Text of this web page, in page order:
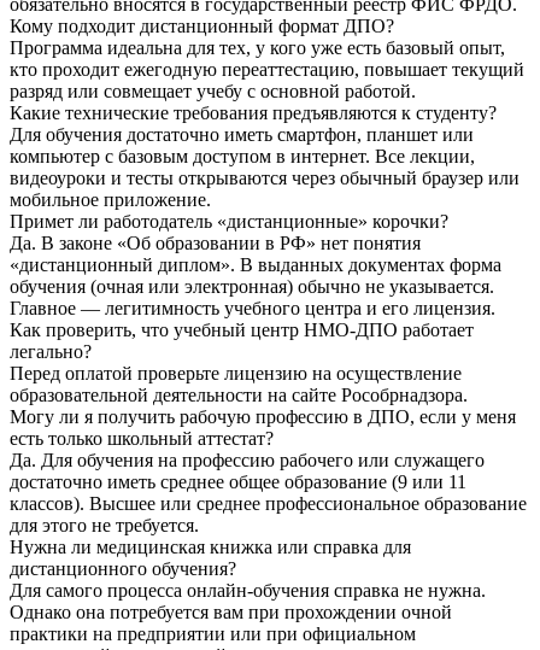
обязательно вносятся в государственный реестр ФИС ФРДО.
Кому подходит дистанционный формат ДПО?
Программа идеальна для тех, у кого уже есть базовый опыт,
кто проходит ежегодную переаттестацию, повышает текущий
разряд или совмещает учебу с основной работой.
Какие технические требования предъявляются к студенту?
Для обучения достаточно иметь смартфон, планшет или
компьютер с базовым доступом в интернет. Все лекции,
видеоуроки и тесты открываются через обычный браузер или
мобильное приложение.
Примет ли работодатель «дистанционные» корочки?
Да. В законе «Об образовании в РФ» нет понятия
«дистанционный диплом». В выданных документах форма
обучения (очная или электронная) обычно не указывается.
Главное — легитимность учебного центра и его лицензия.
Как проверить, что учебный центр НМО-ДПО работает
легально?
Перед оплатой проверьте лицензию на осуществление
образовательной деятельности на сайте Рособрнадзора.
Могу ли я получить рабочую профессию в ДПО, если у меня
есть только школьный аттестат?
Да. Для обучения на профессию рабочего или служащего
достаточно иметь среднее общее образование (9 или 11
классов). Высшее или среднее профессиональное образование
для этого не требуется.
Нужна ли медицинская книжка или справка для
дистанционного обучения?
Для самого процесса онлайн-обучения справка не нужна.
Однако она потребуется вам при прохождении очной
практики на предприятии или при официальном